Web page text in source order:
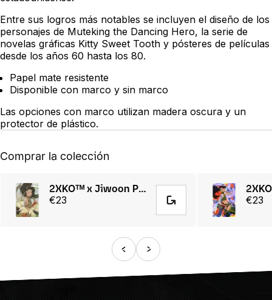
Entre sus logros más notables se incluyen el diseño de los
personajes de Muteking the Dancing Hero, la serie de
novelas gráficas Kitty Sweet Tooth y pósteres de películas
desde los años 60 hasta los 80.
Papel mate resistente
Disponible con marco y sin marco
Las opciones con marco utilizan madera oscura y un
protector de plástico.
Comprar la colección
2XKOᵀᴹ x Jiwoon Pak Akali Poster
€23
€23